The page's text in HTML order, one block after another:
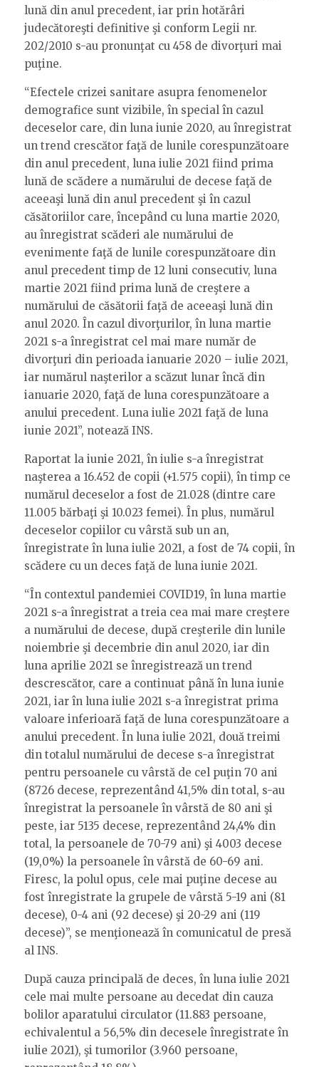
lună din anul precedent, iar prin hotărâri
judecătoreşti definitive şi conform Legii nr.
202/2010 s-au pronunţat cu 458 de divorţuri mai
puţine.
“Efectele crizei sanitare asupra fenomenelor
demografice sunt vizibile, în special în cazul
deceselor care, din luna iunie 2020, au înregistrat
un trend crescător faţă de lunile corespunzătoare
din anul precedent, luna iulie 2021 fiind prima
lună de scădere a numărului de decese faţă de
aceeaşi lună din anul precedent şi în cazul
căsătoriilor care, începând cu luna martie 2020,
au înregistrat scăderi ale numărului de
evenimente faţă de lunile corespunzătoare din
anul precedent timp de 12 luni consecutiv, luna
martie 2021 fiind prima lună de creştere a
numărului de căsătorii faţă de aceeaşi lună din
anul 2020. În cazul divorţurilor, în luna martie
2021 s-a înregistrat cel mai mare număr de
divorţuri din perioada ianuarie 2020 – iulie 2021,
iar numărul naşterilor a scăzut lunar încă din
ianuarie 2020, faţă de luna corespunzătoare a
anului precedent. Luna iulie 2021 faţă de luna
iunie 2021”, notează INS.
Raportat la iunie 2021, în iulie s-a înregistrat
naşterea a 16.452 de copii (+1.575 copii), în timp ce
numărul deceselor a fost de 21.028 (dintre care
11.005 bărbaţi şi 10.023 femei). În plus, numărul
deceselor copiilor cu vârstă sub un an,
înregistrate în luna iulie 2021, a fost de 74 copii, în
scădere cu un deces faţă de luna iunie 2021.
“În contextul pandemiei COVID19, în luna martie
2021 s-a înregistrat a treia cea mai mare creştere
a numărului de decese, după creşterile din lunile
noiembrie şi decembrie din anul 2020, iar din
luna aprilie 2021 se înregistrează un trend
descrescător, care a continuat până în luna iunie
2021, iar în luna iulie 2021 s-a înregistrat prima
valoare inferioară faţă de luna corespunzătoare a
anului precedent. În luna iulie 2021, două treimi
din totalul numărului de decese s-a înregistrat
pentru persoanele cu vârstă de cel puţin 70 ani
(8726 decese, reprezentând 41,5% din total, s-au
înregistrat la persoanele în vârstă de 80 ani şi
peste, iar 5135 decese, reprezentând 24,4% din
total, la persoanele de 70-79 ani) şi 4003 decese
(19,0%) la persoanele în vârstă de 60-69 ani.
Firesc, la polul opus, cele mai puţine decese au
fost înregistrate la grupele de vârstă 5-19 ani (81
decese), 0-4 ani (92 decese) şi 20-29 ani (119
decese)”, se menţionează în comunicatul de presă
al INS.
După cauza principală de deces, în luna iulie 2021
cele mai multe persoane au decedat din cauza
bolilor aparatului circulator (11.883 persoane,
echivalentul a 56,5% din decesele înregistrate în
iulie 2021), şi tumorilor (3.960 persoane,